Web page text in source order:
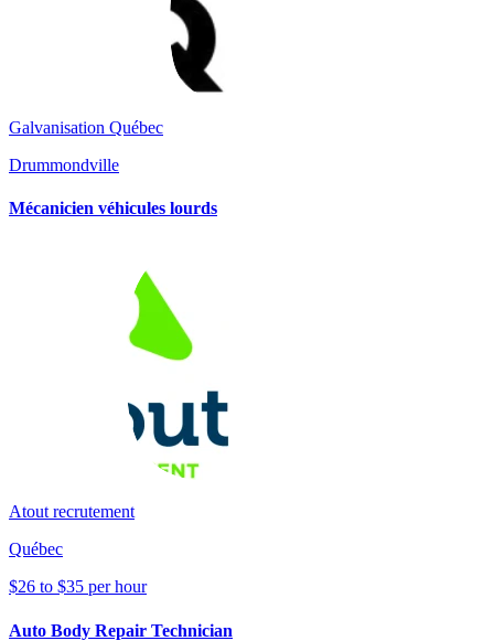
Galvanisation Québec
Drummondville
Mécanicien véhicules lourds
Atout recrutement
Québec
$26 to $35 per hour
Auto Body Repair Technician